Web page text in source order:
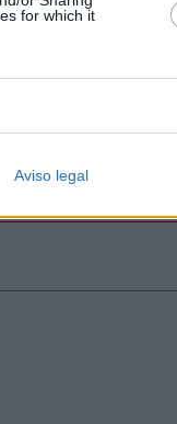
for which it
Aviso legal